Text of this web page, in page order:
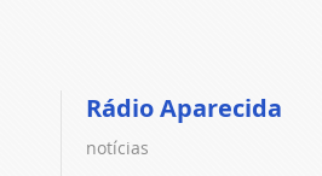
Rádio Aparecida
notícias